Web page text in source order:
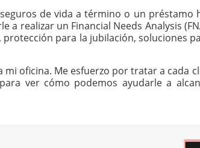
de vida a término o un préstamo
realizar un Financial Needs Analysis
para la jubilación, soluciones
oficina. Me esfuerzo por tratar a cada
ver cómo podemos ayudarle a